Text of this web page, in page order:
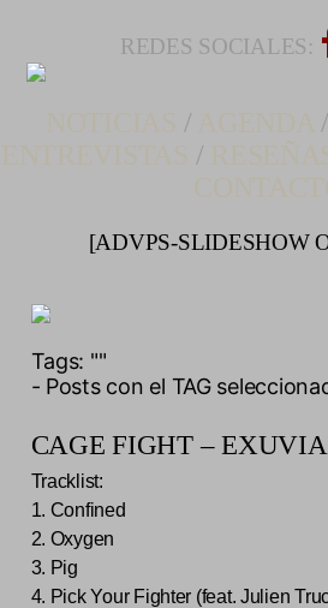
REDES SOCIALES:
/ /
/
[ADVPS-SLIDESHOW
Tags: ""
- Posts con el TAG
CAGE FIGHT –
Tracklist:
1. Confined
2. Oxygen
3. Pig
4. Pick Your Fighter (feat. Julien